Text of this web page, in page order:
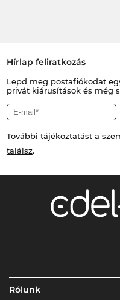
Hírlap feliratkozás
Lepd meg postafiókodat
privát kiárusítások és még
További tájékoztatást a
találsz.
Rólunk